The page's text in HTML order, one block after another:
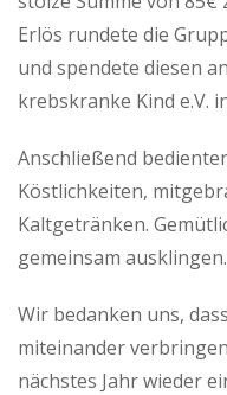
Erlös rundete die
und spendete diesen
krebskranke Kind e.V.
Anschließend
Köstlichkeiten,
Kaltgetränken.
gemeinsam ausklingen.
Wir bedanken uns,
miteinander
nächstes Jahr wieder